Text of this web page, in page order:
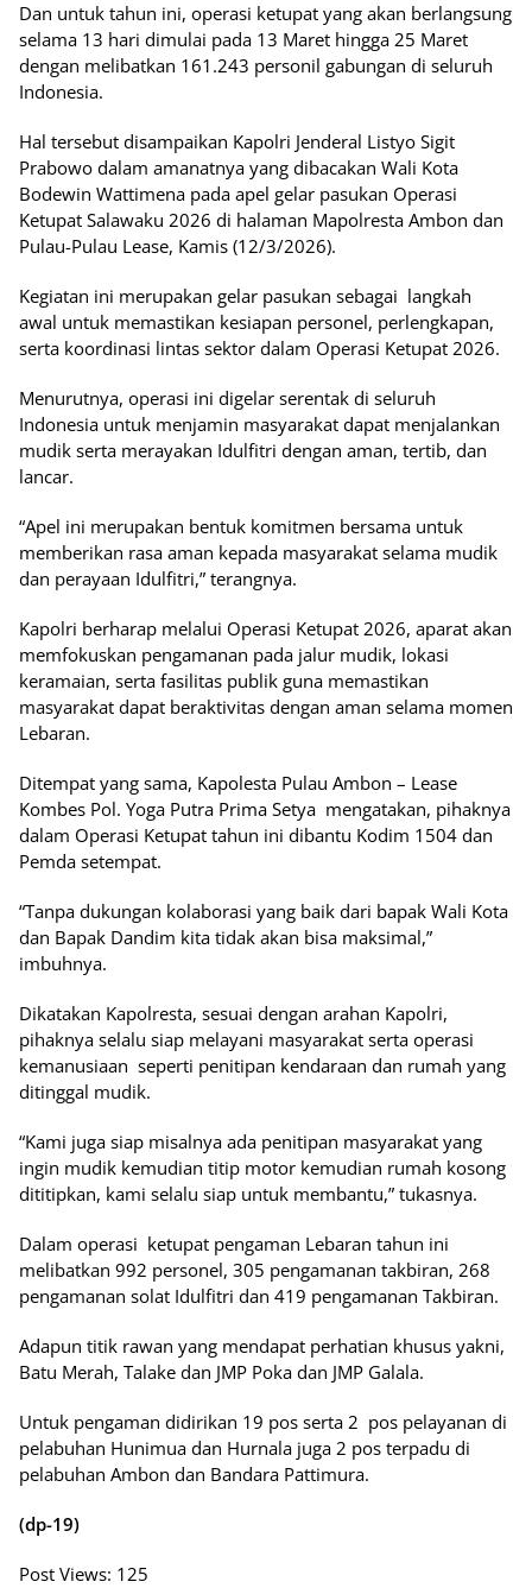
Dan untuk tahun ini, operasi ketupat yang akan berlangsung
selama 13 hari dimulai pada 13 Maret hingga 25 Maret
dengan melibatkan 161.243 personil gabungan di seluruh
Indonesia.
Hal tersebut disampaikan Kapolri Jenderal Listyo Sigit
Prabowo dalam amanatnya yang dibacakan Wali Kota
Bodewin Wattimena pada apel gelar pasukan Operasi
Ketupat Salawaku 2026 di halaman Mapolresta Ambon dan
Pulau-Pulau Lease, Kamis (12/3/2026).
Kegiatan ini merupakan gelar pasukan sebagai langkah
awal untuk memastikan kesiapan personel, perlengkapan,
serta koordinasi lintas sektor dalam Operasi Ketupat 2026.
Menurutnya, operasi ini digelar serentak di seluruh
Indonesia untuk menjamin masyarakat dapat menjalankan
mudik serta merayakan Idulfitri dengan aman, tertib, dan
lancar.
“Apel ini merupakan bentuk komitmen bersama untuk
memberikan rasa aman kepada masyarakat selama mudik
dan perayaan Idulfitri,” terangnya.
Kapolri berharap melalui Operasi Ketupat 2026, aparat akan
memfokuskan pengamanan pada jalur mudik, lokasi
keramaian, serta fasilitas publik guna memastikan
masyarakat dapat beraktivitas dengan aman selama momen
Lebaran.
Ditempat yang sama, Kapolesta Pulau Ambon – Lease
Kombes Pol. Yoga Putra Prima Setya mengatakan, pihaknya
dalam Operasi Ketupat tahun ini dibantu Kodim 1504 dan
Pemda setempat.
“Tanpa dukungan kolaborasi yang baik dari bapak Wali Kota
dan Bapak Dandim kita tidak akan bisa maksimal,”
imbuhnya.
Dikatakan Kapolresta, sesuai dengan arahan Kapolri,
pihaknya selalu siap melayani masyarakat serta operasi
kemanusiaan seperti penitipan kendaraan dan rumah yang
ditinggal mudik.
“Kami juga siap misalnya ada penitipan masyarakat yang
ingin mudik kemudian titip motor kemudian rumah kosong
dititipkan, kami selalu siap untuk membantu,” tukasnya.
Dalam operasi ketupat pengaman Lebaran tahun ini
melibatkan 992 personel, 305 pengamanan takbiran, 268
pengamanan solat Idulfitri dan 419 pengamanan Takbiran.
Adapun titik rawan yang mendapat perhatian khusus yakni,
Batu Merah, Talake dan JMP Poka dan JMP Galala.
Untuk pengaman didirikan 19 pos serta 2 pos pelayanan di
pelabuhan Hunimua dan Hurnala juga 2 pos terpadu di
pelabuhan Ambon dan Bandara Pattimura.
(dp-19)
Post Views: 125